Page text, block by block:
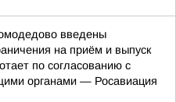
введены
на приём и выпуск
по согласованию с
органами — Росавиация